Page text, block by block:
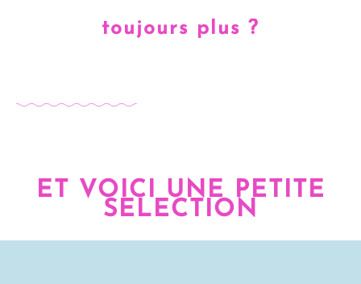
toujours plus ?
ET VOICI UNE PETITE
SELECTION